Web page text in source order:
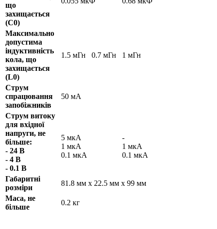
що
захищається
(C0)
Максимально
допустима
індуктивність
кола, що
захищається
(L0)
1.5 мГн 0.7 мГн 1 мГн
Струм
спрацювання
запобіжників
50 мА
Струм витоку
для вхідної
напруги, не
більше:
- 24 В
- 4 В
- 0.1 В
5 мкА
1 мкА
0.1 мкА
-
1 мкА
0.1 мкА
Габаритні
розміри
81.8 мм х 22.5 мм х 99 мм
Маса, не
більше
0.2 кг